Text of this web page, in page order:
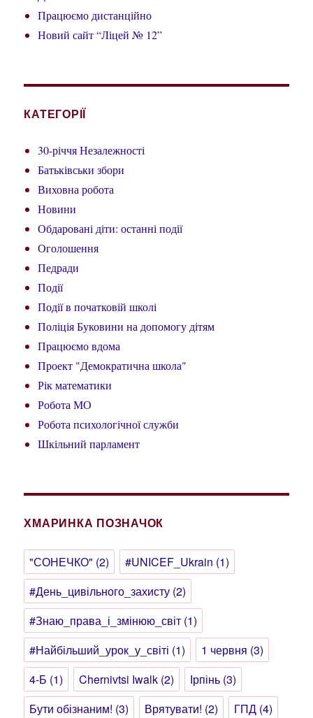
Працюємо дистанційно
Новий сайт “Ліцей № 12”
КАТЕГОРІЇ
30-річчя Незалежності
Батьківськи збори
Виховна робота
Новини
Обдаровані діти: останні події
Оголошення
Педради
Події
Події в початковій школі
Поліція Буковини на допомогу дітям
Працюємо вдома
Проект "Демократична школа"
Рік математики
Робота МО
Робота психологічної служби
Шкільний парламент
ХМАРИНКА ПОЗНАЧОК
"СОНЕЧКО" (2) #UNICEF_Ukrain (1)
#День_цивільного_захисту (2)
#Знаю_права_і_змінюю_світ (1)
#Найбільший_урок_у_світі (1) 1 червня (3)
4-Б (1) Chernivtsi Iwalk (2) Ірпінь (3)
Бути обізнаним! (3) Врятувати! (2) ГПД (4)